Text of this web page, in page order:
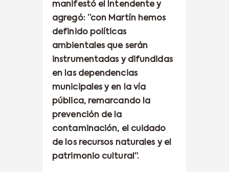
manifestó el Intendente y
agregó: “con Martín hemos
definido políticas
ambientales que serán
instrumentadas y difundidas
en las dependencias
municipales y en la vía
pública, remarcando la
prevención de la
contaminación, el cuidado
de los recursos naturales y el
patrimonio cultural”.